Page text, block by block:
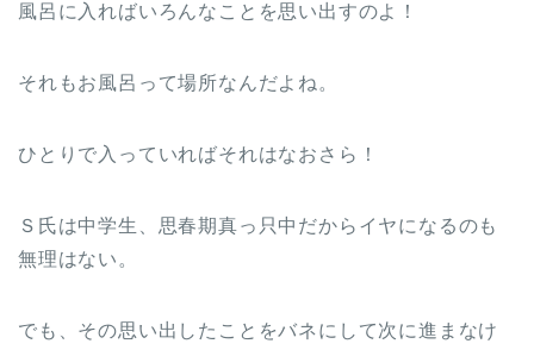
風呂に入ればいろんなことを思い出すのよ！
それもお風呂って場所なんだよね。
ひとりで入っていればそれはなおさら！
Ｓ氏は中学生、思春期真っ只中だからイヤになるのも
無理はない。
でも、その思い出したことをバネにして次に進まなけ